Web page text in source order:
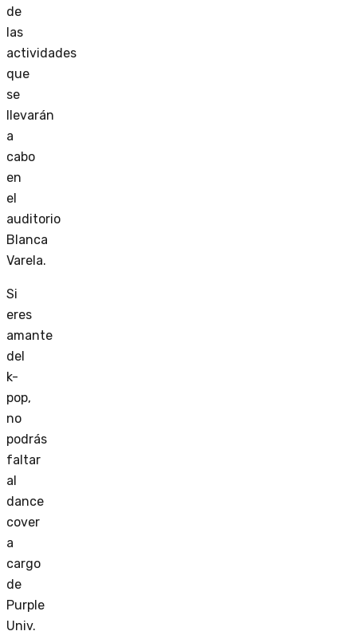
de
las
actividades
que
se
llevarán
a
cabo
en
el
auditorio
Blanca
Varela.
Si
eres
amante
del
k-
pop,
no
podrás
faltar
al
dance
cover
a
cargo
de
Purple
Univ.